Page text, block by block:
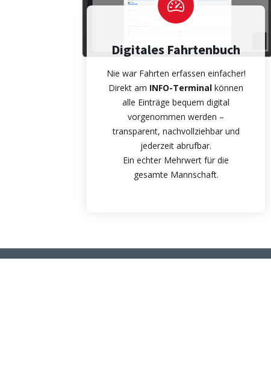
Digitales Fahrtenbuch
Nie war Fahrten erfassen einfacher!
Direkt am INFO-Terminal können
alle Einträge bequem digital
vorgenommen werden –
transparent, nachvollziehbar und
jederzeit abrufbar.
Ein echter Mehrwert für die
gesamte Mannschaft.